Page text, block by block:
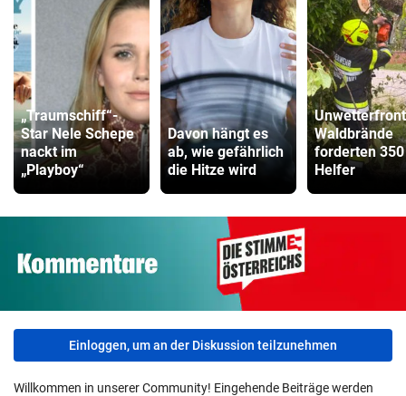
„Traumschiff“-
Star Nele Schepe
nackt im
„Playboy“
Davon hängt es
ab, wie gefährlich
die Hitze wird
Waldbrände
forderten 350
Helfer
Einloggen, um an der Diskussion teilzunehmen
Willkommen in unserer Community! Eingehende Beiträge werden